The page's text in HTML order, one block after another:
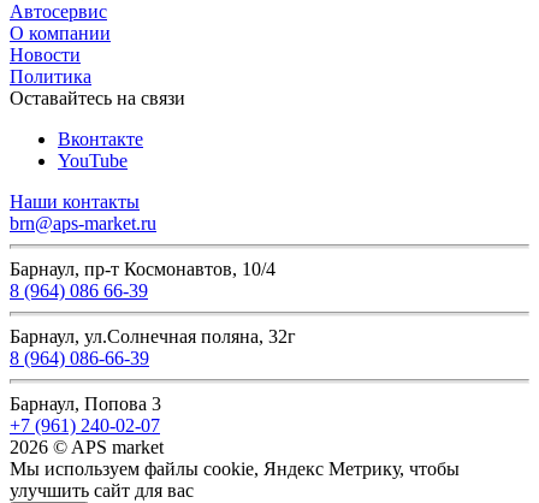
Автосервис
О компании
Новости
Политика
Оставайтесь на связи
Вконтакте
YouTube
Наши контакты
brn@aps-market.ru
Барнаул, пр-т Космонавтов, 10/4
8 (964) 086 66-39
Барнаул, ул.Солнечная поляна, 32г
8 (964) 086-66-39
Барнаул, Попова 3
+7 (961) 240-02-07
2026 © APS market
Мы используем файлы cookie, Яндекс Метрику, чтобы
улучшить сайт для вас